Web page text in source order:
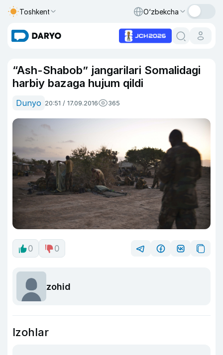
Toshkent O‘zbekcha
“Ash-Shabob” jangarilari Somalidagi
harbiy bazaga hujum qildi
Dunyo 20:51 / 17.09.2016 365
0 0
zohid
Izohlar